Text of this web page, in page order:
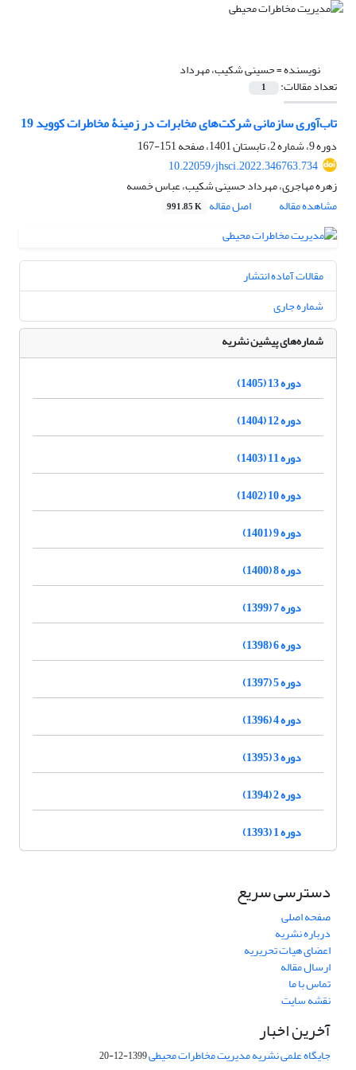
نویسنده =حسینی شکیب، مهرداد
تعداد مقالات: 1
تاب‌آوری سازمانی شرکت‌های مخابرات در زمینۀ مخاطرات کووید 19
دوره 9، شماره 2، تابستان 1401، صفحه
151-167
10.22059/jhsci.2022.346763.734
زهره مهاجری، مهرداد حسینی شکیب، عباس خمسه
مشاهده مقاله
اصل مقاله 991.85 K
مقالات آماده انتشار
شماره جاری
شماره‌های پیشین نشریه
دوره 13 (1405)
دوره 12 (1404)
دوره 11 (1403)
دوره 10 (1402)
دوره 9 (1401)
دوره 8 (1400)
دوره 7 (1399)
دوره 6 (1398)
دوره 5 (1397)
دوره 4 (1396)
دوره 3 (1395)
دوره 2 (1394)
دوره 1 (1393)
دسترسی سریع
صفحه اصلی
درباره نشریه
اعضای هیات تحریریه
ارسال مقاله
تماس با ما
نقشه سایت
آخرین اخبار
جایگاه علمی نشریه مدیریت مخاطرات محیطی1399-12-20